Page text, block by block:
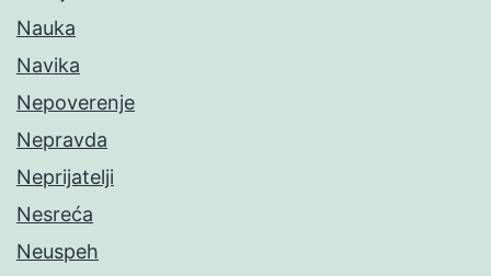
Nauka
Navika
Nepoverenje
Nepravda
Neprijatelji
Nesreća
Neuspeh